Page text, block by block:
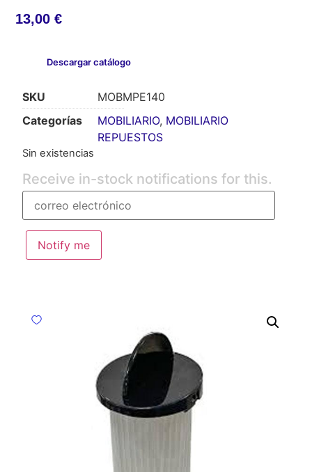
13,00€
Descargar catálogo
SKU
MOBMPE140
Categorías
MOBILIARIO, MOBILIARIO
REPUESTOS
Sin existencias
Receive in-stock notifications for this.
Notify me